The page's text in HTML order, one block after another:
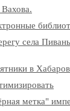
села
в
метка"